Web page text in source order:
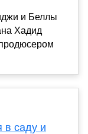
и Беллы
Хадид
в саду и